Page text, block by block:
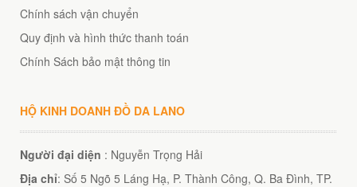
Chính sách vận chuyển
Quy định và hình thức thanh toán
Chính Sách bảo mật thông tin
HỘ KINH DOANH ĐỒ DA LANO
Người đại diện : Nguyễn Trọng Hải
Địa chỉ: Số 5 Ngõ 5 Láng Hạ, P. Thành Công, Q. Ba Đình, TP.